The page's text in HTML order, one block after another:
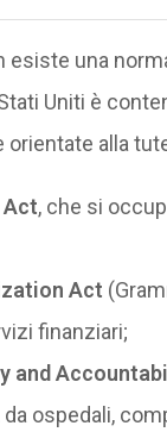
una
Uniti è
alla
Act, che si
Act
finanziari;
and
ospedali,